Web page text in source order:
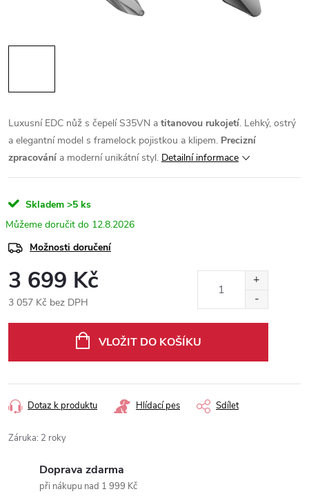
Luxusní EDC nůž s čepelí S35VN a titanovou rukojetí. Lehký, ostrý
a elegantní model s framelock pojistkou a klipem. Precizní
zpracování a moderní unikátní styl. Detailní informace
Skladem >5 ks
12.8.2026
Možnosti doručení
3 699 Kč
3 057 Kč bez DPH
VLOŽIT DO KOŠÍKU
Dotaz k produktu Hlídací pes Sdílet
Záruka: 2 roky
Doprava zdarma
při nákupu nad 1 999 Kč